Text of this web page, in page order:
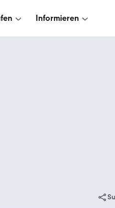
Informieren